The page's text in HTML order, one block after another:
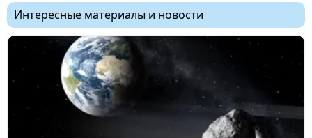
Интересные материалы и новости